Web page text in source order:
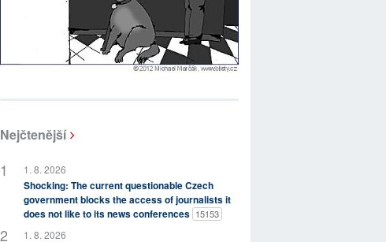
Nejčtenější
1. 8. 2026
Shocking: The current questionable Czech
government blocks the access of journalists it
does not like to its news conferences 15153
1. 8. 2026